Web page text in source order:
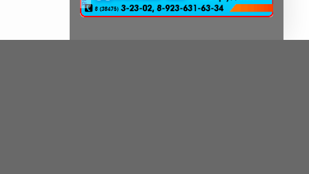
опубликовало...